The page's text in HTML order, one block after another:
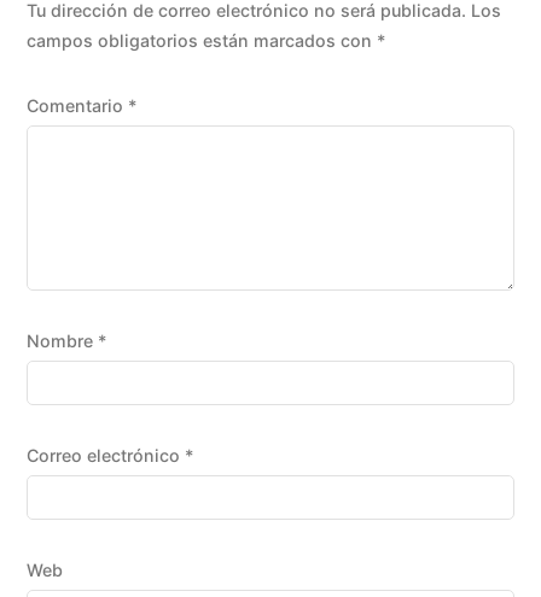
Tu dirección de correo electrónico no será publicada. Los
campos obligatorios están marcados con *
Comentario *
Nombre *
Correo electrónico *
Web